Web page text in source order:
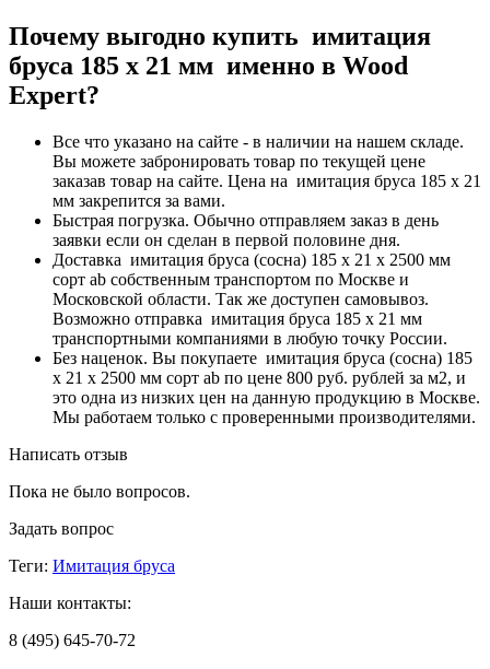
Почему выгодно купить имитация
бруса 185 х 21 мм именно в Wood
Expert?
Все что указано на сайте - в наличии на нашем складе.
Вы можете забронировать товар по текущей цене
заказав товар на сайте. Цена на имитация бруса 185 х 21
мм закрепится за вами.
Быстрая погрузка. Обычно отправляем заказ в день
заявки если он сделан в первой половине дня.
Доставка имитация бруса (сосна) 185 x 21 x 2500 мм
сорт ab собственным транспортом по Москве и
Московской области. Так же доступен самовывоз.
Возможно отправка имитация бруса 185 х 21 мм
транспортными компаниями в любую точку России.
Без наценок. Вы покупаете имитация бруса (сосна) 185
x 21 x 2500 мм сорт ab по цене 800 руб. рублей за м2, и
это одна из низких цен на данную продукцию в Москве.
Мы работаем только с проверенными производителями.
Написать отзыв
Пока не было вопросов.
Задать вопрос
Теги: Имитация бруса
Наши контакты:
8 (495) 645-70-72